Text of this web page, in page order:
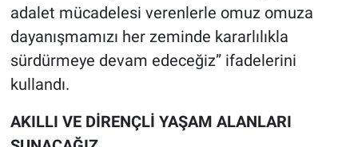
adalet mücadelesi verenlerle omuz omuza
dayanışmamızı her zeminde kararlılıkla
sürdürmeye devam edeceğiz” ifadelerini
kullandı.
AKILLI VE DİRENÇLİ YAŞAM ALANLARI